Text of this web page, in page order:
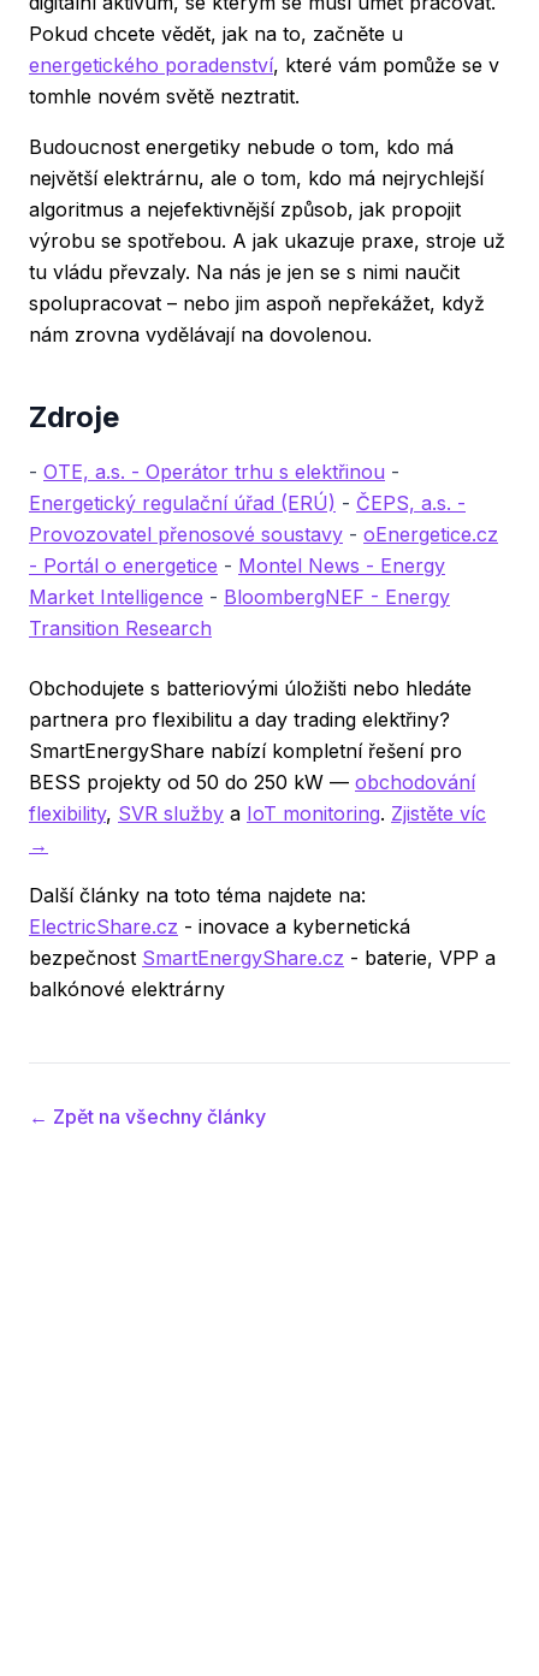
Pokud chcete vědět, jak na to, začněte u
energetického poradenství, které vám pomůže se v
tomhle novém světě neztratit.
Budoucnost energetiky nebude o tom, kdo má
největší elektrárnu, ale o tom, kdo má nejrychlejší
algoritmus a nejefektivnější způsob, jak propojit
výrobu se spotřebou. A jak ukazuje praxe, stroje už
tu vládu převzaly. Na nás je jen se s nimi naučit
spolupracovat – nebo jim aspoň nepřekážet, když
nám zrovna vydělávají na dovolenou.
Zdroje
- OTE, a.s. - Operátor trhu s elektřinou -
Energetický regulační úřad (ERÚ) - ČEPS, a.s. -
Provozovatel přenosové soustavy - oEnergetice.cz
- Portál o energetice - Montel News - Energy
Market Intelligence - BloombergNEF - Energy
Transition Research
Obchodujete s batteriovými úložišti nebo hledáte
partnera pro flexibilitu a day trading elektřiny?
SmartEnergyShare nabízí kompletní řešení pro
BESS projekty od 50 do 250 kW — obchodování
flexibility, SVR služby a IoT monitoring. Zjistěte víc
→
Další články na toto téma najdete na:
ElectricShare.cz - inovace a kybernetická
bezpečnost SmartEnergyShare.cz - baterie, VPP a
balkónové elektrárny
← Zpět na všechny články